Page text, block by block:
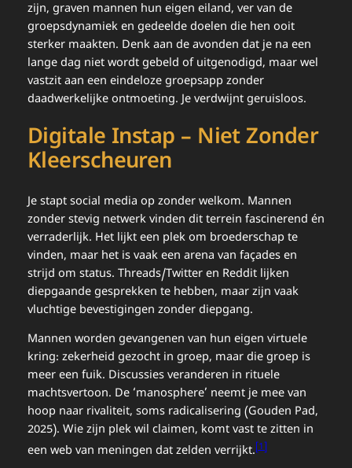
zijn, graven mannen hun eigen eiland, ver van de
groepsdynamiek en gedeelde doelen die hen ooit
sterker maakten. Denk aan de avonden dat je na een
lange dag niet wordt gebeld of uitgenodigd, maar wel
vastzit aan een eindeloze groepsapp zonder
daadwerkelijke ontmoeting. Je verdwijnt geruisloos.
Digitale Instap – Niet Zonder
Kleerscheuren
Je stapt social media op zonder welkom. Mannen
zonder stevig netwerk vinden dit terrein fascinerend én
verraderlijk. Het lijkt een plek om broederschap te
vinden, maar het is vaak een arena van façades en
strijd om status. Threads/Twitter en Reddit lijken
diepgaande gesprekken te hebben, maar zijn vaak
vluchtige bevestigingen zonder diepgang.
Mannen worden gevangenen van hun eigen virtuele
kring: zekerheid gezocht in groep, maar die groep is
meer een fuik. Discussies veranderen in rituele
machtsvertoon. De ‘manosphere’ neemt je mee van
hoop naar rivaliteit, soms radicalisering (Gouden Pad,
2025). Wie zijn plek wil claimen, komt vast te zitten in
een web van meningen dat zelden verrijkt.[1]